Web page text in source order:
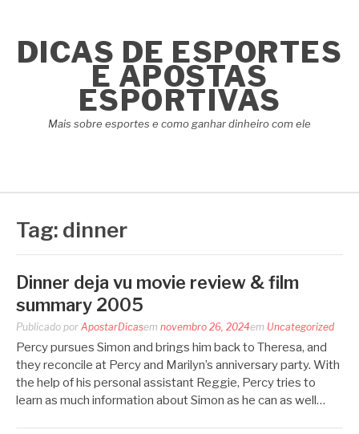
conteúdo
DICAS DE ESPORTES
E APOSTAS
ESPORTIVAS
Mais sobre esportes e como ganhar dinheiro com ele
Tag: dinner
Dinner deja vu movie review & film
summary 2005
Publicado por ApostarDicasem novembro 26, 2024em Uncategorized
Percy pursues Simon and brings him back to Theresa, and
they reconcile at Percy and Marilyn’s anniversary party. With
the help of his personal assistant Reggie, Percy tries to
learn as much information about Simon as he can as well…